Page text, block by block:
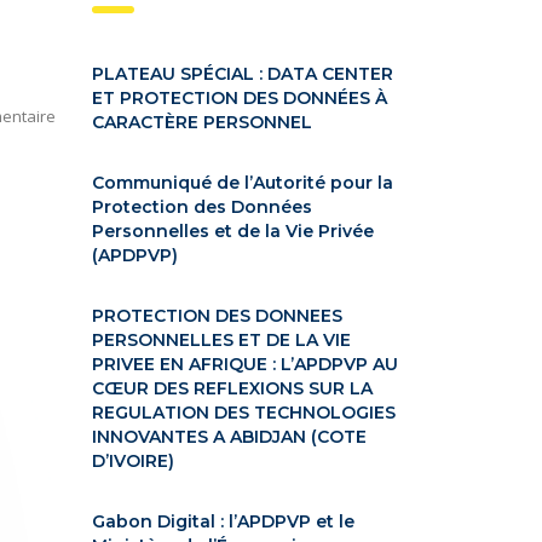
PLATEAU SPÉCIAL : DATA CENTER
ET PROTECTION DES DONNÉES À
CARACTÈRE PERSONNEL
Communiqué de l’Autorité pour la
Protection des Données
Personnelles et de la Vie Privée
(APDPVP)
PROTECTION DES DONNEES
PERSONNELLES ET DE LA VIE
PRIVEE EN AFRIQUE : L’APDPVP AU
CŒUR DES REFLEXIONS SUR LA
REGULATION DES TECHNOLOGIES
INNOVANTES A ABIDJAN (COTE
D’IVOIRE)
Gabon Digital : l’APDPVP et le